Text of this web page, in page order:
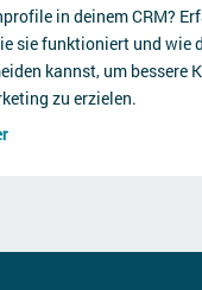
in deinem CRM?
sie funktioniert und wie
kannst, um bessere
zu erzielen.